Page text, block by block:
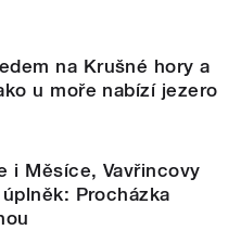
na Krušné hory a
u moře nabízí jezero
i Měsíce, Vavřincovy
Procházka